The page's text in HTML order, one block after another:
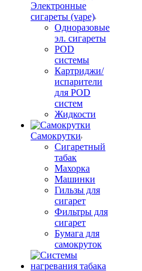
Электронные
сигареты (vape)
Одноразовые
эл. сигареты
POD
системы
Картриджи/
испарители
для POD
систем
Жидкости
Самокрутки
Сигаретный
табак
Махорка
Машинки
Гильзы для
сигарет
Фильтры для
сигарет
Бумага для
самокруток